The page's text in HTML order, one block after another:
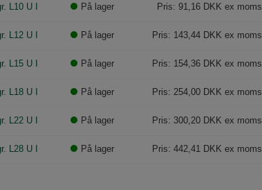
L10 U I På lager Pris: 91,16 DKK ex moms
L12 U I På lager Pris: 143,44 DKK ex moms
L15 U I På lager Pris: 154,36 DKK ex moms
L18 U I På lager Pris: 254,00 DKK ex moms
L22 U I På lager Pris: 300,20 DKK ex moms
L28 U I På lager Pris: 442,41 DKK ex moms